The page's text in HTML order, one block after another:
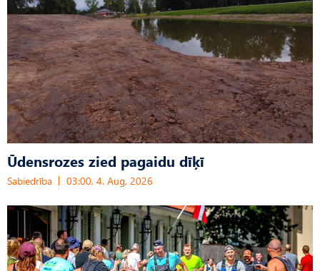
Ūdensrozes zied pagaidu dīķī
Sabiedrība 03:00, 4. Aug, 2026